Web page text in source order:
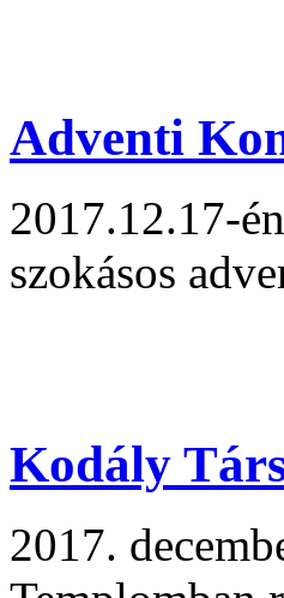
Adventi
2017.12.17-
szokásos
Kodály
2017.